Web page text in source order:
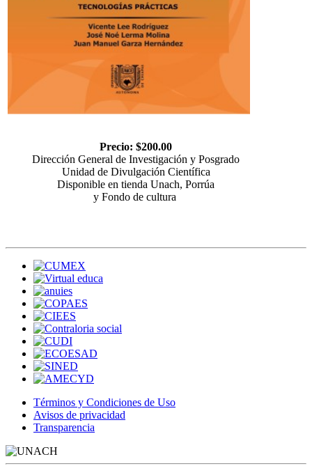
Precio: $200.00
Dirección General de Investigación y Posgrado
Unidad de Divulgación Científica
Disponible en tienda Unach, Porrúa
y Fondo de cultura
Términos y Condiciones de Uso
Avisos de privacidad
Transparencia